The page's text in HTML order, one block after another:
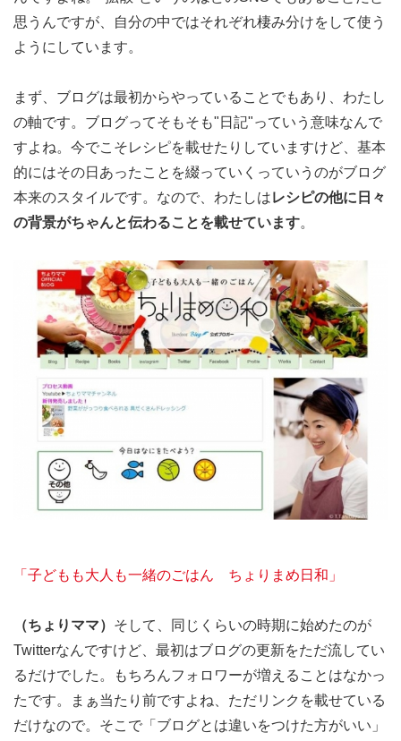
思うんですが、自分の中ではそれぞれ棲み分けをして使う
ようにしています。
まず、ブログは最初からやっていることでもあり、わたし
の軸です。ブログってそもそも"日記"っていう意味なんで
すよね。今でこそレシピを載せたりしていますけど、基本
的にはその日あったことを綴っていくっていうのがブログ
本来のスタイルです。なので、わたしはレシピの他に日々
の背景がちゃんと伝わることを載せています。
「子どもも大人も一緒のごはん ちょりまめ日和」
（ちょりママ） そして、同じくらいの時期に始めたのが
Twitterなんですけど、最初はブログの更新をただ流してい
るだけでした。もちろんフォロワーが増えることはなかっ
たです。まぁ当たり前ですよね、ただリンクを載せている
だけなので。そこで「ブログとは違いをつけた方がいい」